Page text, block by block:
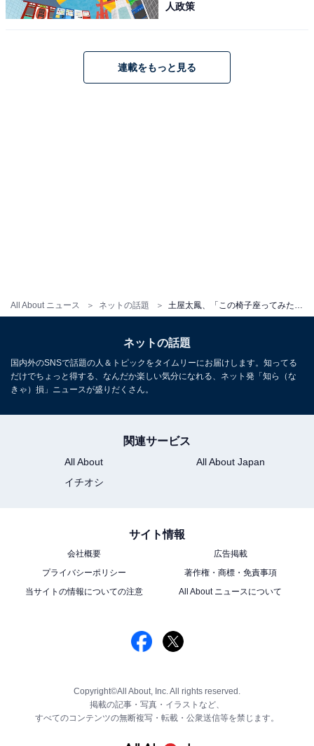
All About ニュース ネットの話題
人政策
連載をもっと見る
ネットの話題
国内外のSNSで話題の人＆トピックをタイムリーにお届けします。知ってる
だけでちょっと得する、なんだか楽しい気分になれる、ネット発「知ら（な
きゃ）損」ニュースが盛りだくさん。
関連サービス
All About
All About Japan
イチオシ
サイト情報
会社概要
広告掲載
プライバシーポリシー
著作権・商標・免責事項
当サイトの情報についての注意
All About ニュースについて
Copyright©All About, Inc. All rights reserved.
掲載の記事・写真・イラストなど、
すべてのコンテンツの無断複写・転載・公衆送信等を禁じます。